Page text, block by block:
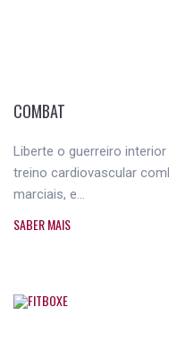
COMBAT
Liberte o guerreiro
treino cardiovascular
marciais, e...
SABER MAIS